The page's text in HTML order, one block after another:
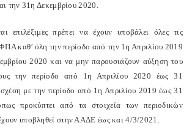
την 31η Δεκεμβρίου 2020.
επιλέξιμες πρέπει να έχουν υποβάλει όλες τις
ΦΠΑ καθ’ όλη την περίοδο από την 1η Απριλίου 2019
2020 και να μην παρουσιάζουν αύξηση του
την περίοδο από 1η Απριλίου 2020 έως 31
με την περίοδο από 1η Απριλίου 2019 έως 31
προκύπτει από τα στοιχεία των περιοδικών
υποβληθεί στην ΑΑΔΕ έως και 4/3/2021.